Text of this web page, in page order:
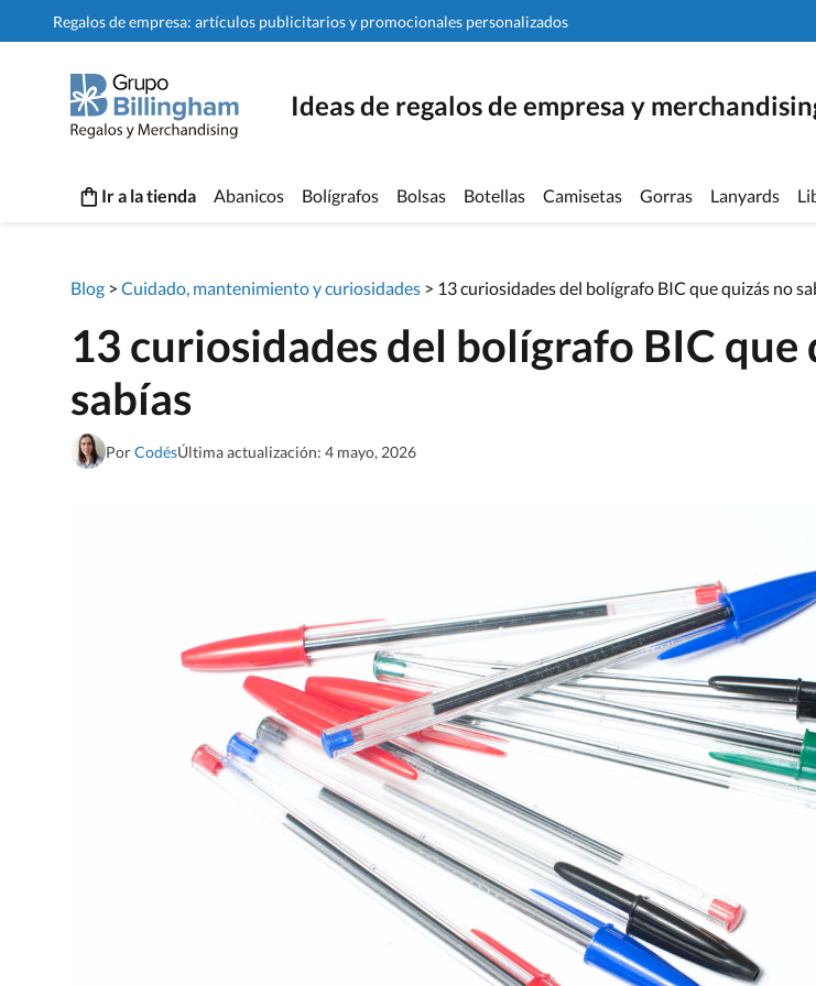
Regalos de empresa: artículos publicitarios y promocionales personalizados
Ideas de regalos de empresa y
Ir a la tienda Abanicos Bolígrafos Bolsas Botellas Camisetas Gorras Lanyards
Blog > Cuidado, mantenimiento y curiosidades > 13 curiosidades del bolígrafo BIC que quizás no
13 curiosidades del bolígrafo BIC que
sabías
PorCodésÚltima actualización: 4 mayo, 2026